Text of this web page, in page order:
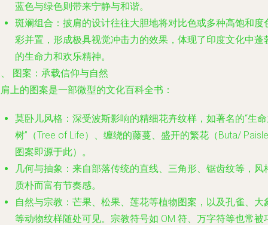
蓝色与绿色则带来宁静与和谐。
斑斓组合 ：披肩的设计往往大胆地将对比色或多种高饱和度
彩并置，形成极具视觉冲击力的效果，体现了印度文化中蓬
的生命力和欢乐精神。
图案：承载信仰与自然
上的图案是一部微型的文化百科全书：
莫卧儿风格 ：深受波斯影响的精细花卉纹样，如著名的“生
树”（Tree of Life）、缠绕的藤蔓、盛开的繁花（Buta/
图案即源于此）。
几何与抽象 ：来自部落传统的直线、三角形、锯齿纹等，风
质朴而富有节奏感。
自然与宗教 ：芒果、松果、莲花等植物图案，以及孔雀、大
等动物纹样随处可见。宗教符号如 OM 符、万字符等也常被